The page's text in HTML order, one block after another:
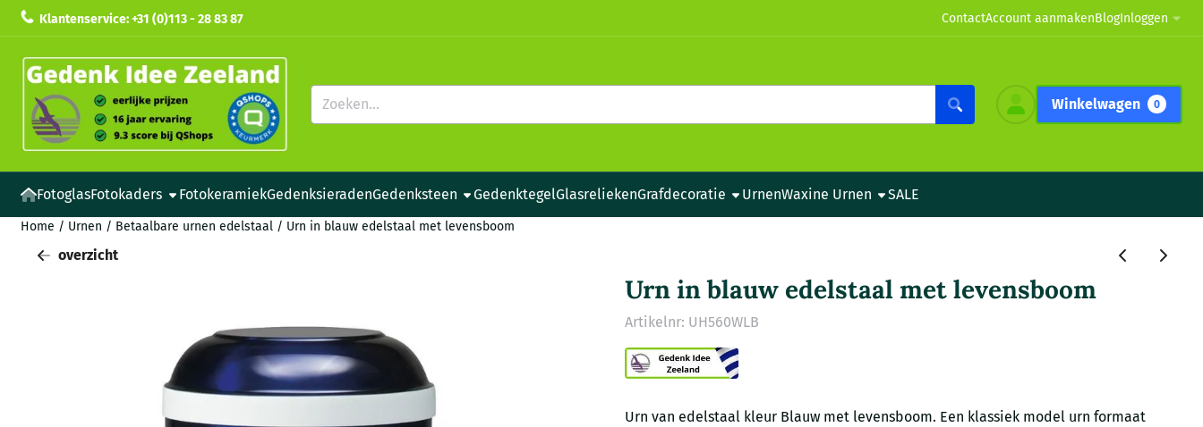
Cookievoorkeuren zijn beschikbaar. Kies instellingen of sta alle cookies toe.
Klantenservice: +31 (0)113 - 28 83 87 ContactAccount aanmakenBlogInloggen
Zoeken
Winkelwagen 0
FotoglasFotokaders FotokeramiekGedenksieradenGedenksteen GedenktegelGlasreliekenGrafdecoratie UrnenWaxine Urnen SALE
Home / Urnen / Betaalbare urnen edelstaal / Urn in blauw edelstaal met levensboom
overzicht
Urn in blauw edelstaal met levensboom
Artikelnr: UH560WLB
Urn van edelstaal kleur Blauw met levensboom. Een klassiek model urn formaat